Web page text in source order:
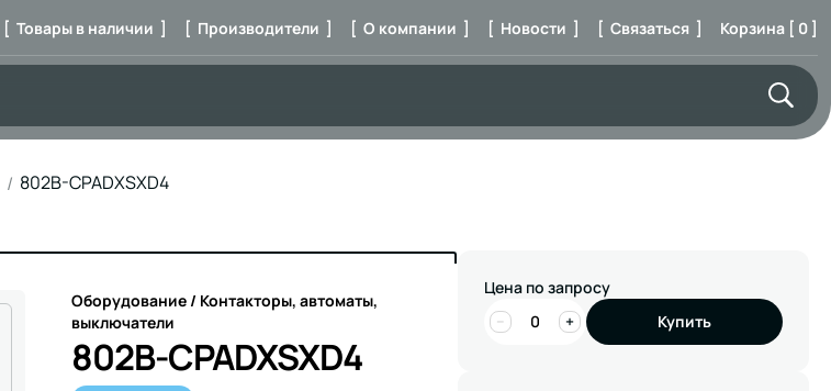
[ Товары в наличии ] [ Производители ] [ О компании ] [ Новости ] [ Связаться ] Корзина [ 0 ]
802B-CPADXSXD4
Оборудование / Контакторы, автоматы,
выключатели
802B-CPADXSXD4
Цена по запросу
−
+ Купить